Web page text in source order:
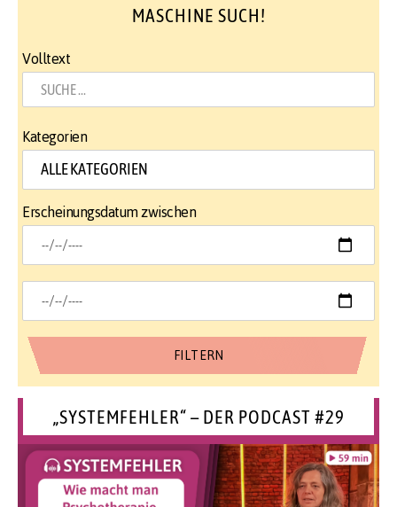
MASCHINE SUCH!
Volltext
Kategorien
Erscheinungsdatum zwischen
„SYSTEMFEHLER“ – DER PODCAST #29